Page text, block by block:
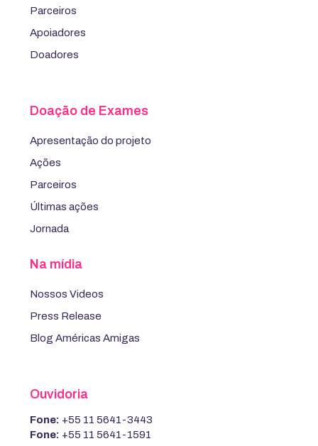
Parceiros
Apoiadores
Doadores
Doação de Exames
Apresentação do projeto
Ações
Parceiros
Últimas ações
Jornada
Na mídia
Nossos Videos
Press Release
Blog Américas Amigas
Ouvidoria
Fone: +55 11 5641-3443
Fone: +55 11 5641-1591